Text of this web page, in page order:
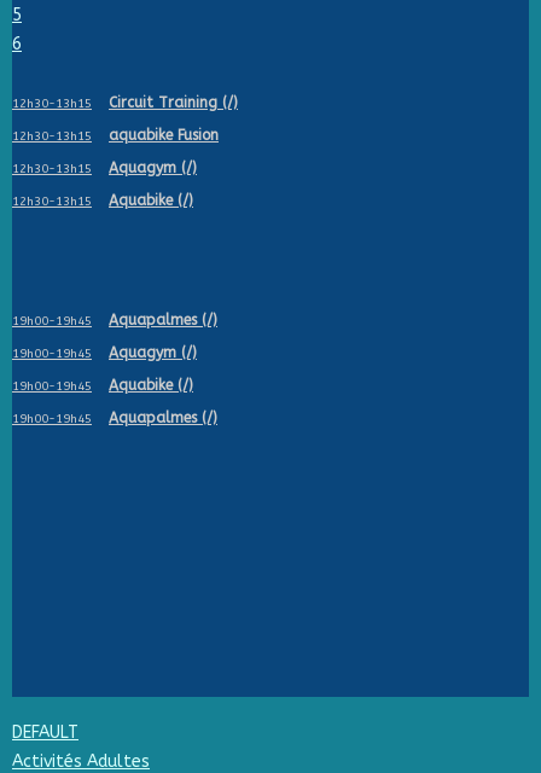
5
6
12h30-13h15 Circuit Training (/)
12h30-13h15 aquabike Fusion
12h30-13h15 Aquagym (/)
12h30-13h15 Aquabike (/)
19h00-19h45 Aquapalmes (/)
19h00-19h45 Aquagym (/)
19h00-19h45 Aquabike (/)
19h00-19h45 Aquapalmes (/)
DEFAULT
Activités Adultes